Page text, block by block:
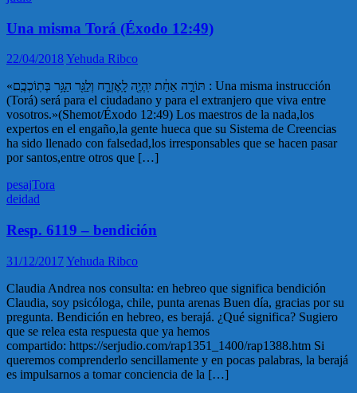
Una misma Torá (Éxodo 12:49)
22/04/2018Yehuda Ribco
«תּוֹרָ֣ה אַחַ֔ת יִֽהְיֶ֖ה לָֽאֶזְרָ֑ח וְלַגֵּ֖ר הַגָּ֥ר בְּתֽוֹכְכֶֽם : Una misma instrucción
(Torá) será para el ciudadano y para el extranjero que viva entre
vosotros.»(Shemot/Éxodo 12:49) Los maestros de la nada,los
expertos en el engaño,la gente hueca que su Sistema de Creencias
ha sido llenado con falsedad,los irresponsables que se hacen pasar
por santos,entre otros que […]
pesajTora
deidad
Resp. 6119 – bendición
31/12/2017Yehuda Ribco
Claudia Andrea nos consulta: en hebreo que significa bendición
Claudia, soy psicóloga, chile, punta arenas Buen día, gracias por su
pregunta. Bendición en hebreo, es berajá. ¿Qué significa? Sugiero
que se relea esta respuesta que ya hemos
compartido: https://serjudio.com/rap1351_1400/rap1388.htm Si
queremos comprenderlo sencillamente y en pocas palabras, la berajá
es impulsarnos a tomar conciencia de la […]